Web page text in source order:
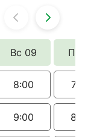
Вс 09 Пн
8:00
9:00